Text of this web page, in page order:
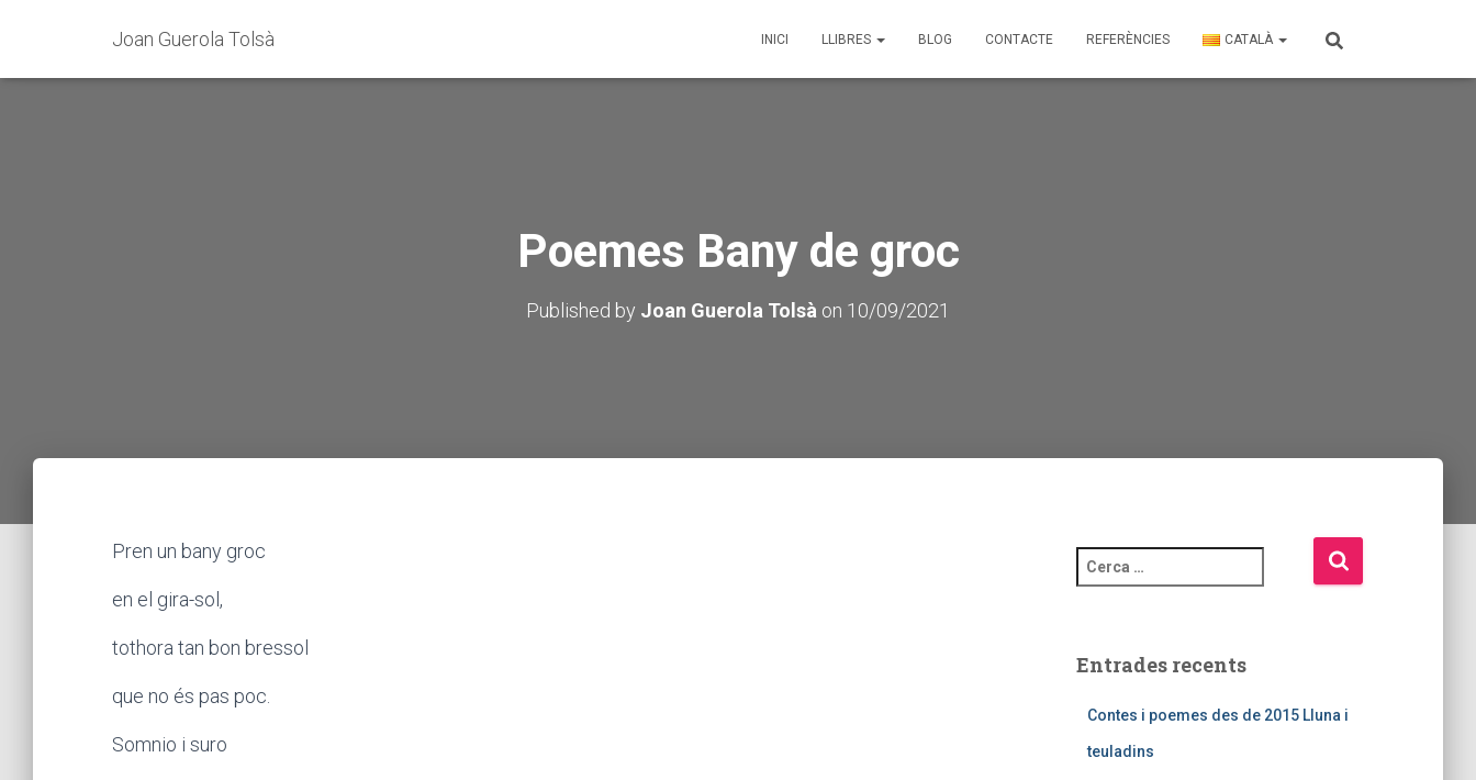
Joan Guerola Tolsà INICI LLIBRES BLOG CONTACTE REFERÈNCIES CATALÀ
Poemes Bany de groc
Published by Joan Guerola Tolsà on 10/09/2021
Pren un bany groc
en el gira-sol,
tothora tan bon bressol
que no és pas poc.
Somnio i suro
Entrades recents
Contes i poemes des de 2015 Lluna i
teuladins